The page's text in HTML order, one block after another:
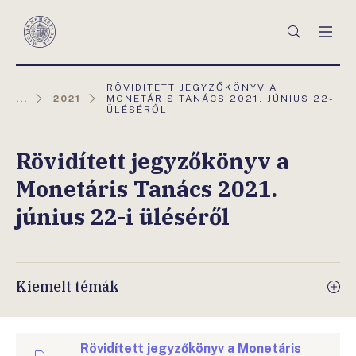
Magyar
Keresés
... 2021
AKTUÁLIS
OLDAL:
RÖVIDÍTETT JEGYZŐKÖNYV A
MONETÁRIS TANÁCS 2021. JÚNIUS 22-I
ÜLÉSÉRŐL
Rövidített jegyzőkönyv a
Monetáris Tanács 2021.
június 22-i üléséről
Kiemelt témák
Rövidített jegyzőkönyv a Monetáris